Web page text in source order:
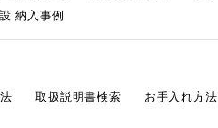
納入事例
取扱説明書検索
お手入れ方法